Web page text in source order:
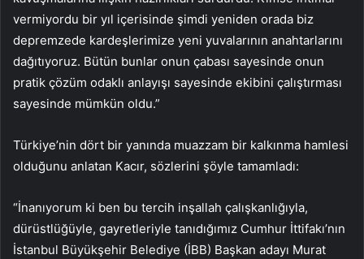
vermiyordu bir yıl içerisinde şimdi yeniden orada biz
depremzede kardeşlerimize yeni yuvalarının anahtarlarını
dağıtıyoruz. Bütün bunlar onun çabası sayesinde onun
pratik çözüm odaklı anlayışı sayesinde ekibini çalıştırması
sayesinde mümkün oldu.”
Türkiye’nin dört bir yanında muazzam bir kalkınma hamlesi
olduğunu anlatan Kacır, sözlerini şöyle tamamladı:
“İnanıyorum ki ben bu tercih inşallah çalışkanlığıyla,
dürüstlüğüyle, gayretleriyle tanıdığımız Cumhur İttifakı’nın
İstanbul Büyükşehir Belediye (İBB) Başkan adayı Murat